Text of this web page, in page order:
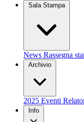
Sala Stampa
News Rassegna
Archivio
2025 Eventi
Info